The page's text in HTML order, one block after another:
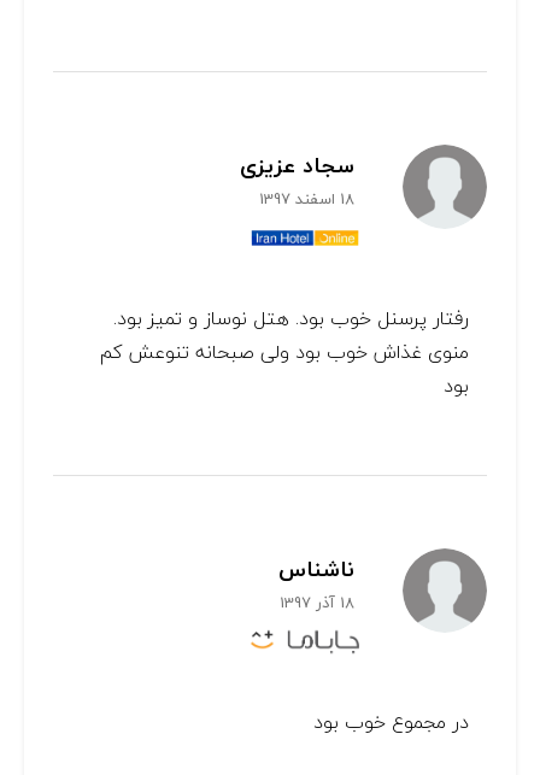
سجاد عزیزی
18 اسفند 1397
رفتار پرسنل خوب بود. هتل نوساز و تمیز بود.
منوی غذاش خوب بود ولی صبحانه تنوعش کم
بود
ناشناس
18 آذر 1397
در مجموع خوب بود